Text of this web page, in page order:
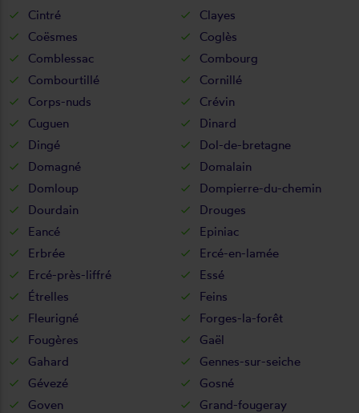
Cintré
Clayes
Coësmes
Coglès
Comblessac
Combourg
Combourtillé
Cornillé
Corps-nuds
Crévin
Cuguen
Dinard
Dingé
Dol-de-bretagne
Domagné
Domalain
Domloup
Dompierre-du-chemin
Dourdain
Drouges
Eancé
Epiniac
Erbrée
Ercé-en-lamée
Ercé-près-liffré
Essé
Étrelles
Feins
Fleurigné
Forges-la-forêt
Fougères
Gaël
Gahard
Gennes-sur-seiche
Gévezé
Gosné
Goven
Grand-fougeray